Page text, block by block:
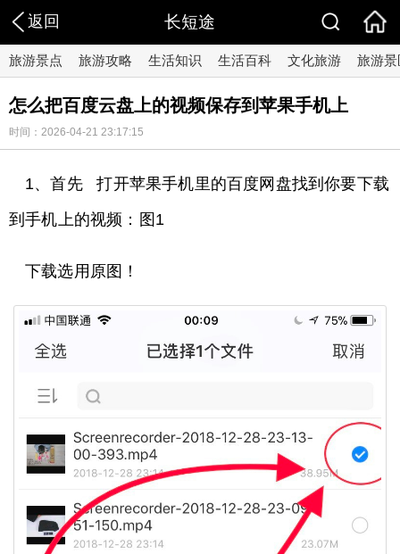
返回 长短途
旅游景点 旅游攻略 生活知识 生活百科 文化旅游 旅游景
怎么把百度云盘上的视频保存到苹果手机上
时间：2026-04-21 23:17:15
1、首先 打开苹果手机里的百度网盘找到你要下载
到手机上的视频：图1
下载选用原图！